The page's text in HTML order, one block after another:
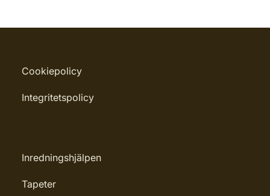
Cookiepolicy
Integritetspolicy
Inredningshjälpen
Tapeter